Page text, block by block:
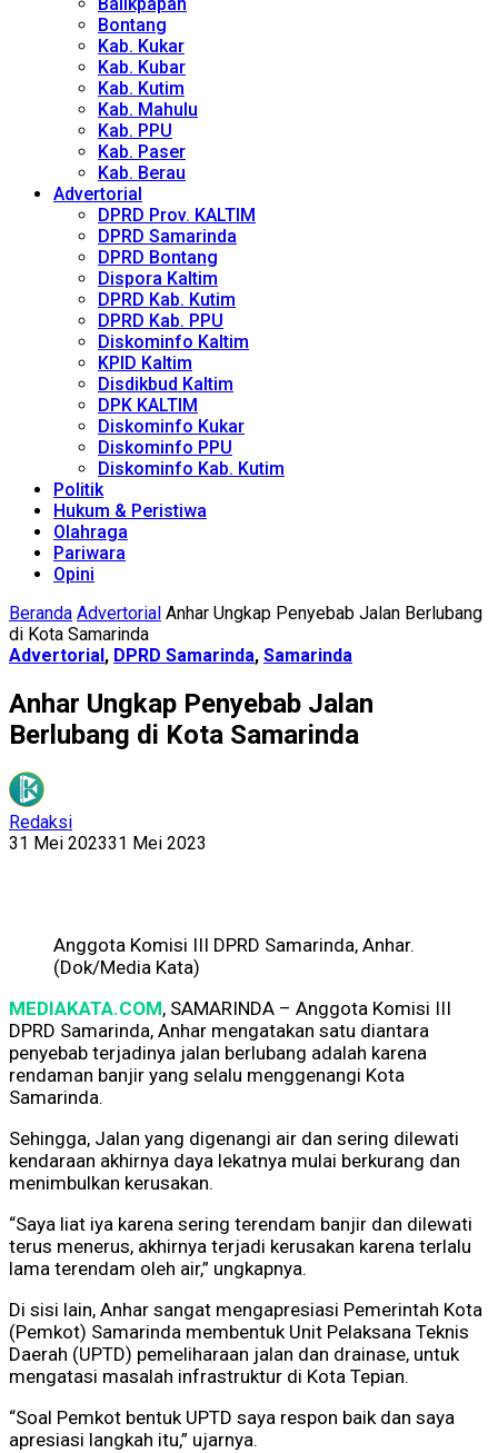
Bontang
Kab. Kukar
Kab. Kubar
Kab. Kutim
Kab. Mahulu
Kab. PPU
Kab. Paser
Kab. Berau
Advertorial
DPRD Prov. KALTIM
DPRD Samarinda
DPRD Bontang
Dispora Kaltim
DPRD Kab. Kutim
DPRD Kab. PPU
Diskominfo Kaltim
KPID Kaltim
Disdikbud Kaltim
DPK KALTIM
Diskominfo Kukar
Diskominfo PPU
Diskominfo Kab. Kutim
Politik
Hukum & Peristiwa
Olahraga
Pariwara
Opini
Beranda Advertorial Anhar Ungkap Penyebab Jalan Berlubang
di Kota Samarinda
Advertorial, DPRD Samarinda, Samarinda
Anhar Ungkap Penyebab Jalan
Berlubang di Kota Samarinda
Redaksi
31 Mei 202331 Mei 2023
Anggota Komisi III DPRD Samarinda, Anhar.
(Dok/Media Kata)
MEDIAKATA.COM, SAMARINDA – Anggota Komisi III
DPRD Samarinda, Anhar mengatakan satu diantara
penyebab terjadinya jalan berlubang adalah karena
rendaman banjir yang selalu menggenangi Kota
Samarinda.
Sehingga, Jalan yang digenangi air dan sering dilewati
kendaraan akhirnya daya lekatnya mulai berkurang dan
menimbulkan kerusakan.
“Saya liat iya karena sering terendam banjir dan dilewati
terus menerus, akhirnya terjadi kerusakan karena terlalu
lama terendam oleh air,” ungkapnya.
Di sisi lain, Anhar sangat mengapresiasi Pemerintah Kota
(Pemkot) Samarinda membentuk Unit Pelaksana Teknis
Daerah (UPTD) pemeliharaan jalan dan drainase, untuk
mengatasi masalah infrastruktur di Kota Tepian.
“Soal Pemkot bentuk UPTD saya respon baik dan saya
apresiasi langkah itu,” ujarnya.